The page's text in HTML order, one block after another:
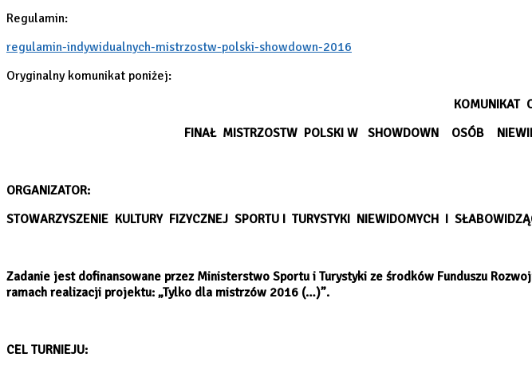
Regulamin:
regulamin-indywidualnych-mistrzostw-polski-showdown-2016
Oryginalny komunikat poniżej:
KOMUNIKAT
FINAŁ MISTRZOSTW POLSKI W SHOWDOWN OSÓB
ORGANIZATOR:
STOWARZYSZENIE KULTURY FIZYCZNEJ SPORTU I TURYSTYKI NIEWIDOMYCH I
Zadanie jest dofinansowane przez Ministerstwo Sportu i Turystyki ze środków Funduszu
ramach realizacji projektu: „Tylko dla mistrzów 2016 (…)”.
CEL TURNIEJU: